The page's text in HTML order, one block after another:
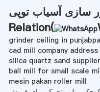
سازی آسیاب توپی
Relation(
grinder ceiling in
cad mill company
silica quartz sand
ball mill for small scale
mesin pakan roller mill